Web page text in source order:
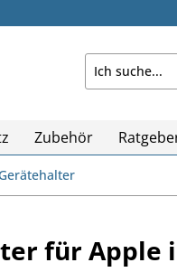
Zubehör
Gerätehalter
für Apple